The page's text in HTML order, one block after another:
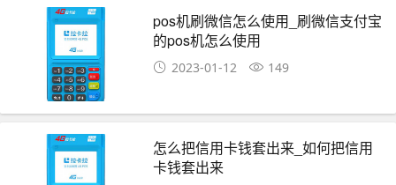
pos机刷微信怎么使用_刷微信支付宝
的pos机怎么使用
2023-01-12 149
怎么把信用卡钱套出来_如何把信用
卡钱套出来